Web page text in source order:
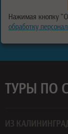
Нажимая кнопку
обработку
ТУРЫ ПО
ИЗ